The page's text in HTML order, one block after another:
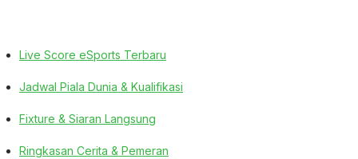
Live Score eSports Terbaru
Jadwal Piala Dunia & Kualifikasi
Fixture & Siaran Langsung
Ringkasan Cerita & Pemeran